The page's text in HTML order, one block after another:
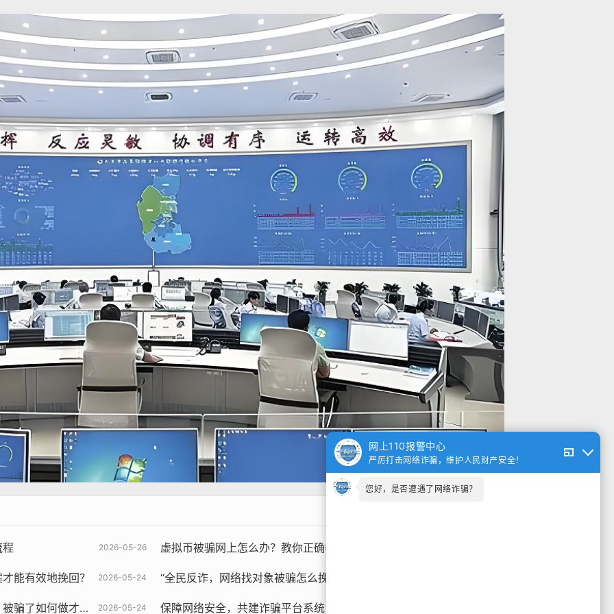
2026-05-26 虚拟币被骗网上怎么办？教你正确举报流程遭遇网络诈骗如何举报
2026-05-24
能有效地挽回？ “全民反诈，网络找对象被骗怎么挽回”
2026-05-24
如何做才有效？ 保障网络安全，共建诈骗平台系统，如何挽回被骗的钱
网上110报警中心
严厉打击网络诈骗，维护人民财产安全！
您好，是否遭遇了网络诈骗？